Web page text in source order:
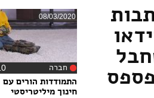
08/03/2020
חברה
התמודדות הורים עם
חינוך מיליטריסטי